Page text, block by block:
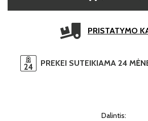
PRISTATYMO
PREKEI SUTEIKIAMA 24
Dalintis: